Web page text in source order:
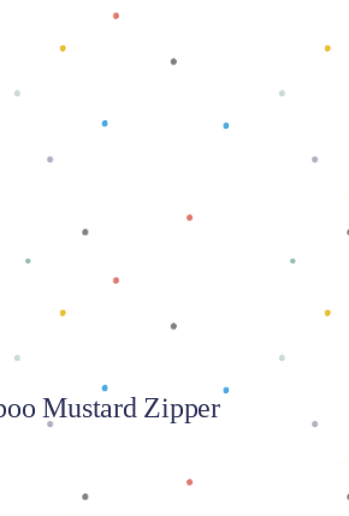
Mustard Zipper